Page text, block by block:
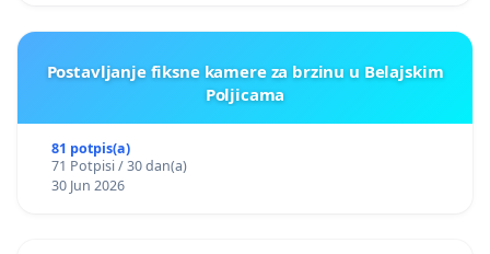
Postavljanje fiksne kamere za brzinu u Belajskim
Poljicama
81 potpis(a)
71 Potpisi / 30 dan(a)
30 Jun 2026